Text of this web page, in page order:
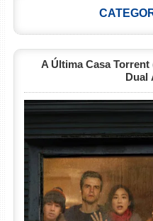
A Última Casa Torrent
Dual